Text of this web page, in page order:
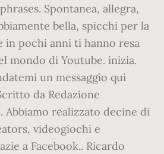
Spontanea, allegra,
bella, spicchi per la
in pochi anni ti hanno resa
mondo di Youtube. inizia.
un messaggio qui
da Redazione
Abbiamo realizzato decine di
videogiochi e
a Facebook.. Ricardo